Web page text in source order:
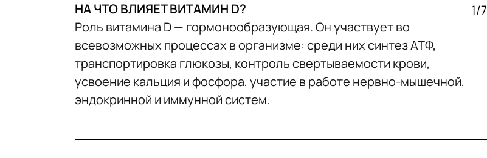
НА ЧТО ВЛИЯЕТ ВИТАМИН D?
1/7
Роль витамина D — гормонообразующая. Он участвует во
всевозможных процессах в организме: среди них синтез АТФ,
транспортировка глюкозы, контроль свертываемости крови,
усвоение кальция и фосфора, участие в работе нервно-мышечной,
эндокринной и иммунной систем.